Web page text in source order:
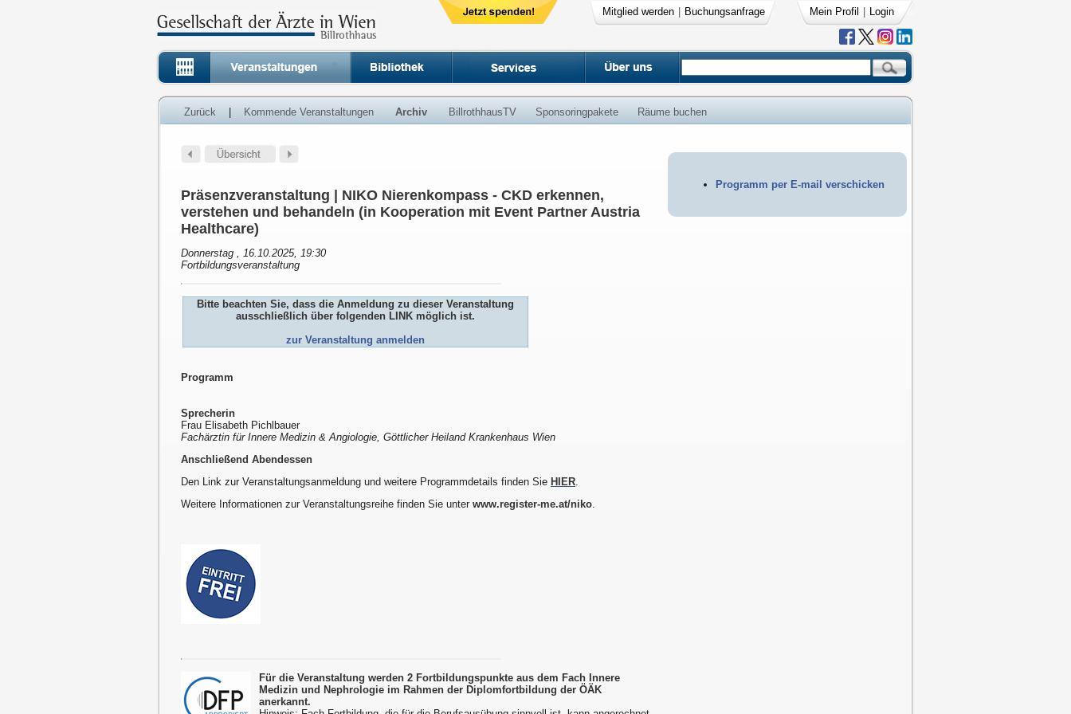
Mitglied werden Buchungsanfrage Mein Profil Login
Zurück Kommende Veranstaltungen Archiv BillrothhausTV Sponsoringpakete Räume buchen
Programm per E-mail verschicken
Präsenzveranstaltung | NIKO Nierenkompass - CKD erkennen,
verstehen und behandeln (in Kooperation mit Event Partner Austria
Healthcare)
Donnerstag , 16.10.2025, 19:30
Fortbildungsveranstaltung
Bitte beachten Sie, dass die Anmeldung zu dieser Veranstaltung
ausschließlich über folgenden LINK möglich ist.
zur Veranstaltung anmelden
Programm
Sprecherin
Frau Elisabeth Pichlbauer
Fachärztin für Innere Medizin & Angiologie, Göttlicher Heiland Krankenhaus Wien
Anschließend Abendessen
Den Link zur Veranstaltungsanmeldung und weitere Programmdetails finden Sie HIER.
Weitere Informationen zur Veranstaltungsreihe finden Sie unter www.register-me.at/niko.
Für die Veranstaltung werden 2 Fortbildungspunkte aus dem Fach Innere
Medizin und Nephrologie im Rahmen der Diplomfortbildung der ÖÄK
anerkannt.